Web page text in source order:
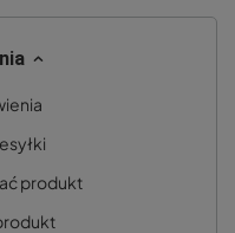
produkt